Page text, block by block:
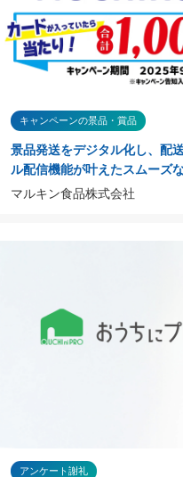
キャンペーンの景品・賞品
景品発送をデジタル化し、配
ル配信機能が叶えたスムーズ
マルキン食品株式会社
アンケート謝礼